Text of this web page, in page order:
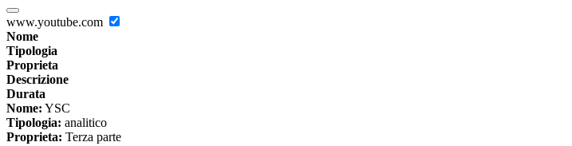
www.youtube.com
Nome
Tipologia
Proprieta
Descrizione
Durata
Nome: YSC
Tipologia: analitico
Proprieta: Terza parte